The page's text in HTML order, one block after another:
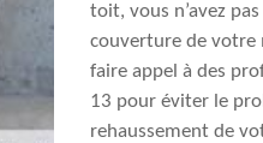
toit, vous n’avez
couverture de votre
faire appel à des
13 pour éviter le
rehaussement de